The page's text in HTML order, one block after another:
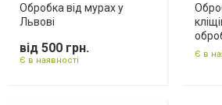
Обробка від мурах у
Львові
від 500 грн.
Є в наявності
Є в